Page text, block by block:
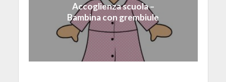
Accoglienza scuola –
Bambina con grembiule